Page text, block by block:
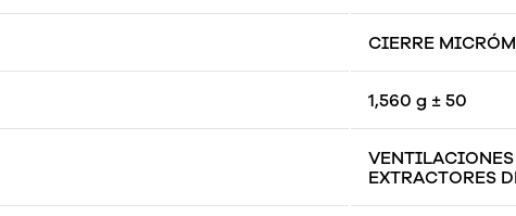
CIERRE
1,560 g ± 50
EXTRACTORES